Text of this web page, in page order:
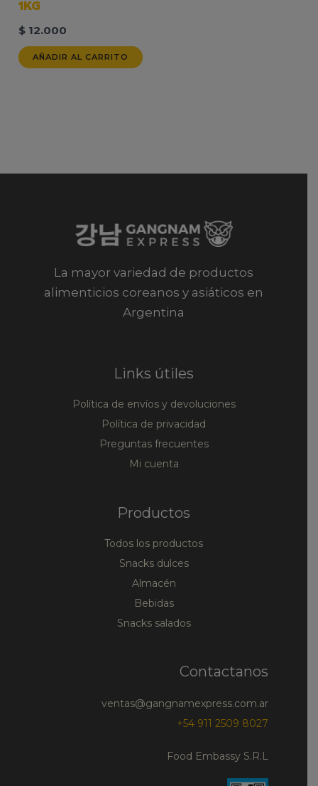
1KG
$ 12.000
AÑADIR AL CARRITO
La mayor variedad de productos
alimenticios coreanos y asiáticos en
Argentina
Links útiles
Política de envíos y devoluciones
Política de privacidad
Preguntas frecuentes
Mi cuenta
Productos
Todos los productos
Snacks dulces
Almacén
Bebidas
Snacks salados
Contactanos
ventas@gangnamexpress.com.ar
+54 911 2509 8027
Food Embassy S.R.L